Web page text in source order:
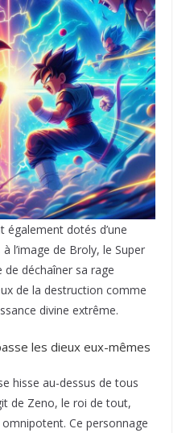
également dotés d’une
l’image de Broly, le Super
de déchaîner sa rage
de la destruction comme
divine extrême.
les dieux eux-mêmes
hisse au-dessus de tous
de Zeno, le roi de tout,
Ce personnage